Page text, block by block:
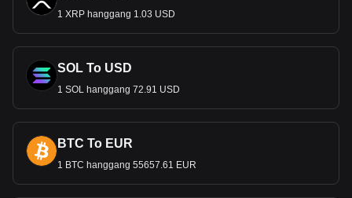
1 XRP hanggang 1.03 USD
SOL To USD
1 SOL hanggang 72.91 USD
BTC To EUR
1 BTC hanggang 55657.61 EUR